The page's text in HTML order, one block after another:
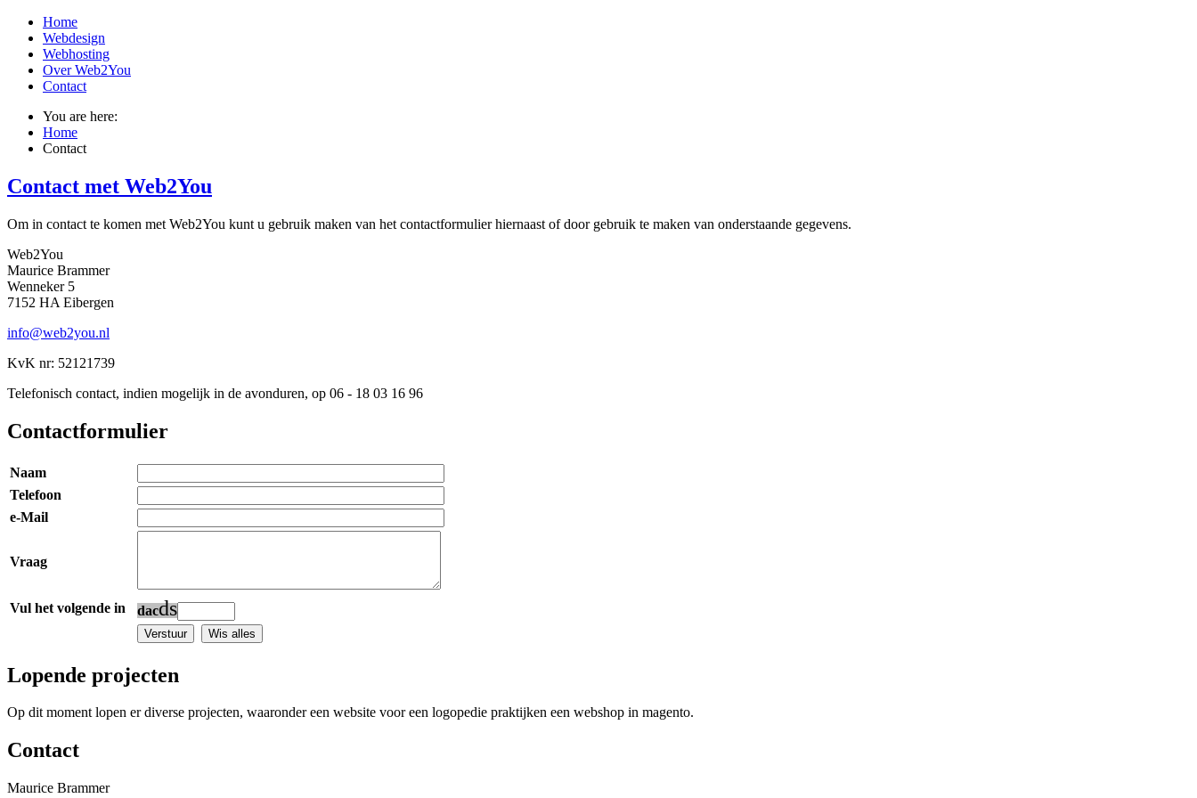
Home
Webdesign
Webhosting
Over Web2You
Contact
You are here:
Home
Contact
Contact met Web2You
Om in contact te komen met Web2You kunt u gebruik maken van het contactformulier hiernaast of door gebruik te maken van onderstaande gegevens.
Web2You
Maurice Brammer
Wenneker 5
7152 HA Eibergen
info@web2you.nl
KvK nr: 52121739
Telefonisch contact, indien mogelijk in de avonduren, op 06 - 18 03 16 96
Contactformulier
Naam
Telefoon
e-Mail
Vraag
Vul het volgende in dacds
Lopende projecten
Op dit moment lopen er diverse projecten, waaronder een website voor een logopedie praktijken een webshop in magento.
Contact
Maurice Brammer